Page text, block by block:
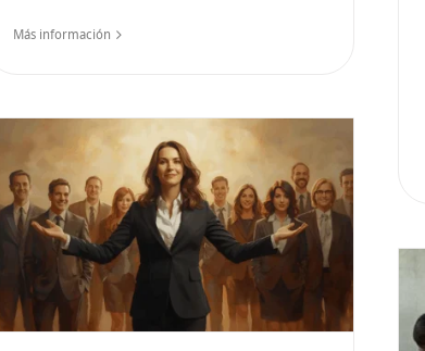
Más información
Cómo leer el lenguaje